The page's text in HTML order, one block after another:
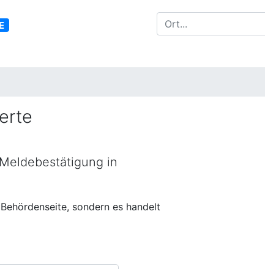
in
sondern es handelt